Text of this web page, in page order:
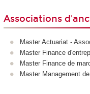
Associations
Master Actuariat -
Master Finance
Master Finance de
Master Management